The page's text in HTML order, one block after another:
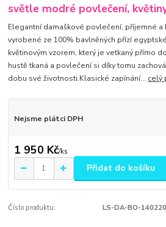
světle modré povlečení,
Elegantní damaškové povlečení, příjemné a
vyrobené ze 100% bavlněných přízí
květinovým vzorem, který je vetkaný přímo
hustě tkaná a povlečení si díky tomu
dobu své životnosti.Klasické zapínání... celý
Nejsme plátci DPH
1 950 Kč/ks
Přidat do košíku
Číslo produktu: LS-DA-BO-